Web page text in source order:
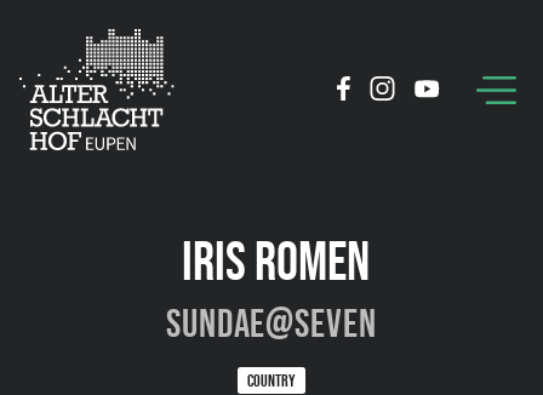
IRIS ROMEN
sundae@seven
COUNTRY